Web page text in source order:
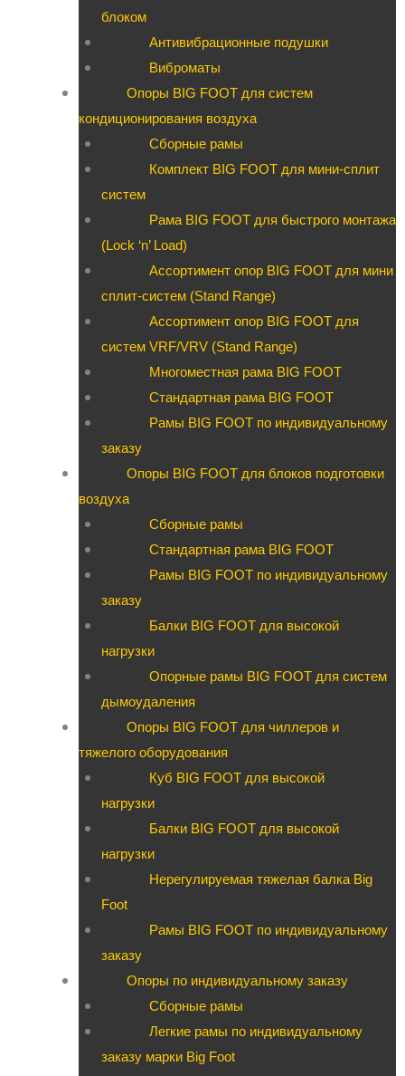
блоком
Антивибрационные подушки
Виброматы
Опоры BIG FOOT для систем
кондиционирования воздуха
Сборные рамы
Комплект BIG FOOT для мини-сплит
систем
Рама BIG FOOT для быстрого монтажа
(Lock ‘n’ Load)
Ассортимент опор BIG FOOT для мини
сплит-систем (Stand Range)
Ассортимент опор BIG FOOT для
систем VRF/VRV (Stand Range)
Многоместная рама BIG FOOT
Стандартная рама BIG FOOT
Рамы BIG FOOT по индивидуальному
заказу
Опоры BIG FOOT для блоков подготовки
воздуха
Сборные рамы
Стандартная рама BIG FOOT
Рамы BIG FOOT по индивидуальному
заказу
Балки BIG FOOT для высокой
нагрузки
Опорные рамы BIG FOOT для систем
дымоудаления
Опоры BIG FOOT для чиллеров и
тяжелого оборудования
Куб BIG FOOT для высокой
нагрузки
Балки BIG FOOT для высокой
нагрузки
Нерегулируемая тяжелая балка Big
Foot
Рамы BIG FOOT по индивидуальному
заказу
Опоры по индивидуальному заказу
Сборные рамы
Легкие рамы по индивидуальному
заказу марки Big Foot